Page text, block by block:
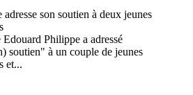
Philippe a adressé
soutien" à un couple de jeunes
et...